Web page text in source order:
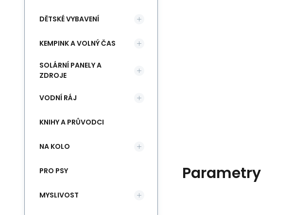
Parametry
DĚTSKÉ VYBAVENÍ
KEMPINK A VOLNÝ ČAS
SOLÁRNÍ PANELY A
ZDROJE
VODNÍ RÁJ
KNIHY A PRŮVODCI
NA KOLO
PRO PSY
MYSLIVOST